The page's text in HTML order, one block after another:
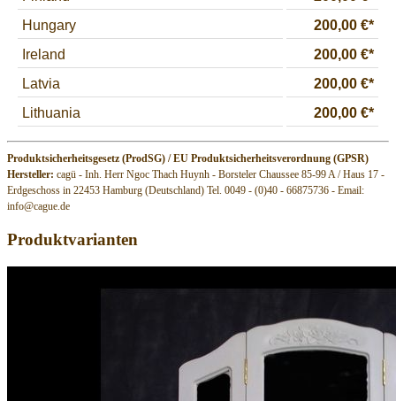
Produktsicherheitsgesetz (ProdSG) / EU Produktsicherheitsverordnung (GPSR)
Hersteller: cagü - Inh. Herr Ngoc Thach Huynh - Borsteler Chaussee 85-99 A / Haus 17 -
Erdgeschoss in 22453 Hamburg (Deutschland) Tel. 0049 - (0)40 - 66875736 - Email:
info@cague.de
Produktvarianten